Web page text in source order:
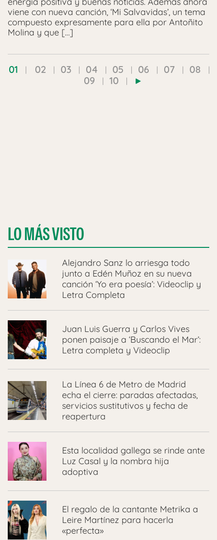
viene con nueva canción, ‘Mi Salvavidas’, un tema
compuesto expresamente para ella por Antoñito
Molina y que […]
01 02 03 04 05 06 07
08
09
10
LO MÁS VISTO
Alejandro Sanz lo arriesga todo
junto a Edén Muñoz en su nueva
canción ‘Yo era poesía’: Videoclip y
Letra Completa
Juan Luis Guerra y Carlos Vives
ponen paisaje a ‘Buscando el Mar’:
Letra completa y Videoclip
La Línea 6 de Metro de Madrid
echa el cierre: paradas afectadas,
servicios sustitutivos y fecha de
reapertura
Esta localidad gallega se rinde ante
Luz Casal y la nombra hija
adoptiva
El regalo de la cantante Metrika a
Leire Martínez para hacerla
«perfecta»